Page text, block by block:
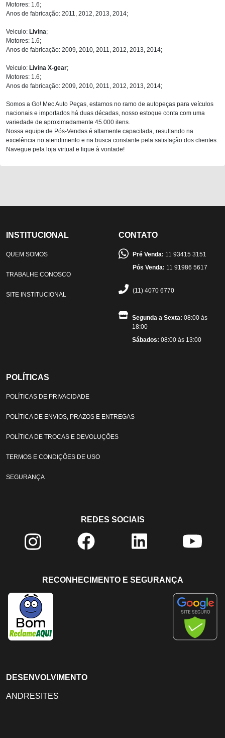
Motores: 1.6;
Anos de fabricação: 2011, 2012, 2013, 2014;
Veiculo: Livina;
Motores: 1.6;
Anos de fabricação: 2009, 2010, 2011, 2012, 2013, 2014;
Veiculo: Livina X-gear;
Motores: 1.6;
Anos de fabricação: 2009, 2010, 2011, 2012, 2013, 2014;
Somos a Go! Mec Auto Peças, estamos no ramo de autopeças para veículos
nacionais e importados há duas décadas, nosso estoque conta com uma
variedade de aproximadamente 45.000 itens.
Nossa equipe de Pós-Vendas é altamente capacitada, resultando na
excelência no atendimento e na busca constante pela satisfação dos clientes.
Navegue pela loja virtual e fique à vontade!
INSTITUCIONAL
QUEM SOMOS
TRABALHE CONOSCO
SITE INSTITUCIONAL
CONTATO
Pré Venda: 11 93415 3151
Pós Venda: 11 91986 5617
(11) 4070 6770
Segunda a Sexta: 08:00 às
18:00
Sábados: 08:00 às 13:00
POLÍTICAS
POLÍTICAS DE PRIVACIDADE
POLÍTICA DE ENVIOS, PRAZOS E ENTREGAS
POLÍTICA DE TROCAS E DEVOLUÇÕES
TERMOS E CONDIÇÕES DE USO
SEGURANÇA
REDES SOCIAIS
RECONHECIMENTO E SEGURANÇA
DESENVOLVIMENTO
ANDRESITES